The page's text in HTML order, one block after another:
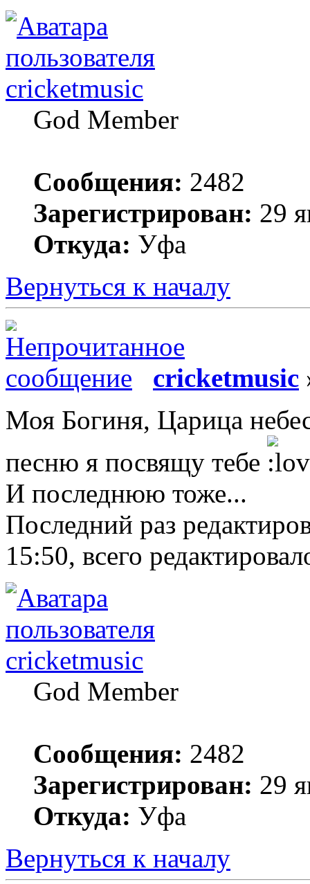
cricketmusic
God Member
Сообщения: 2482
Зарегистрирован: 29
Откуда: Уфа
Вернуться к началу
cricketmusic
Моя Богиня, Царица
песню я посвящу тебе
И последнюю тоже...
Последний раз
15:50, всего
cricketmusic
God Member
Сообщения: 2482
Зарегистрирован: 29
Откуда: Уфа
Вернуться к началу